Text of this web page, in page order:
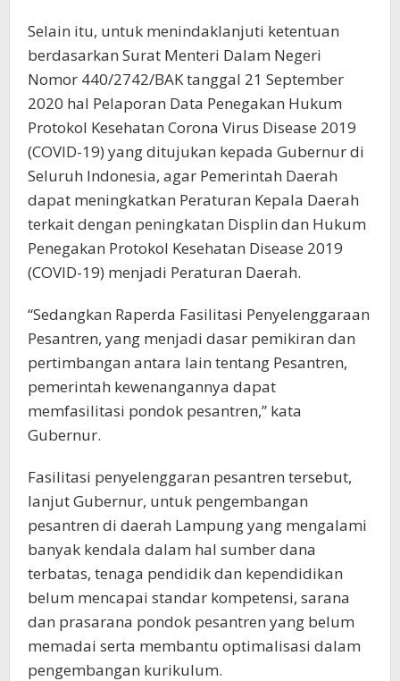
Selain itu, untuk menindaklanjuti ketentuan
berdasarkan Surat Menteri Dalam Negeri
Nomor 440/2742/BAK tanggal 21 September
2020 hal Pelaporan Data Penegakan Hukum
Protokol Kesehatan Corona Virus Disease 2019
(COVID-19) yang ditujukan kepada Gubernur di
Seluruh Indonesia, agar Pemerintah Daerah
dapat meningkatkan Peraturan Kepala Daerah
terkait dengan peningkatan Displin dan Hukum
Penegakan Protokol Kesehatan Disease 2019
(COVID-19) menjadi Peraturan Daerah.
“Sedangkan Raperda Fasilitasi Penyelenggaraan
Pesantren, yang menjadi dasar pemikiran dan
pertimbangan antara lain tentang Pesantren,
pemerintah kewenangannya dapat
memfasilitasi pondok pesantren,” kata
Gubernur.
Fasilitasi penyelenggaran pesantren tersebut,
lanjut Gubernur, untuk pengembangan
pesantren di daerah Lampung yang mengalami
banyak kendala dalam hal sumber dana
terbatas, tenaga pendidik dan kependidikan
belum mencapai standar kompetensi, sarana
dan prasarana pondok pesantren yang belum
memadai serta membantu optimalisasi dalam
pengembangan kurikulum.